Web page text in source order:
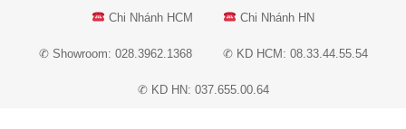
Chi Nhánh HCM Chi Nhánh HN
✆ Showroom: 028.3962.1368 ✆ KD HCM: 08.33.44.55.54
✆ KD HN: 037.655.00.64